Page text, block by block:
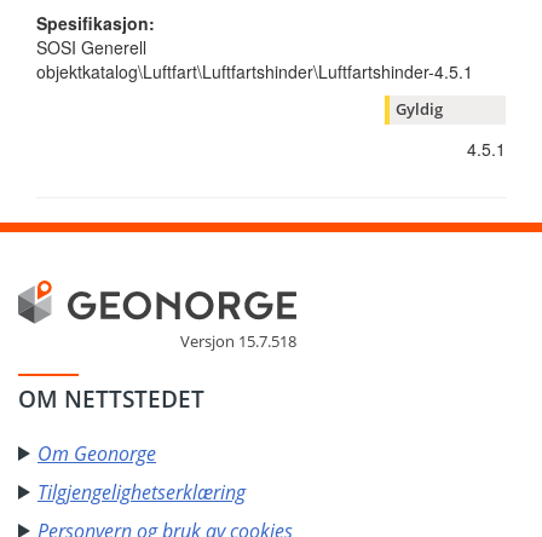
Spesifikasjon:
SOSI Generell
objektkatalog\Luftfart\Luftfartshinder\Luftfartshinder-4.5.1
Gyldig
4.5.1